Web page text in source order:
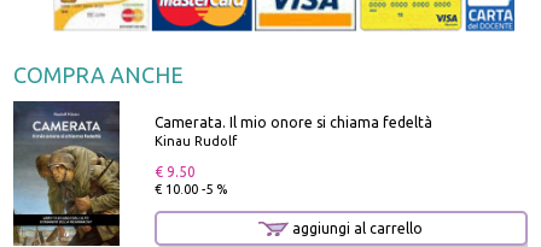
COMPRA ANCHE
Camerata. Il mio onore si chiama fedeltà
Kinau Rudolf
€ 9.50
€ 10.00 -5 %
aggiungi al carrello